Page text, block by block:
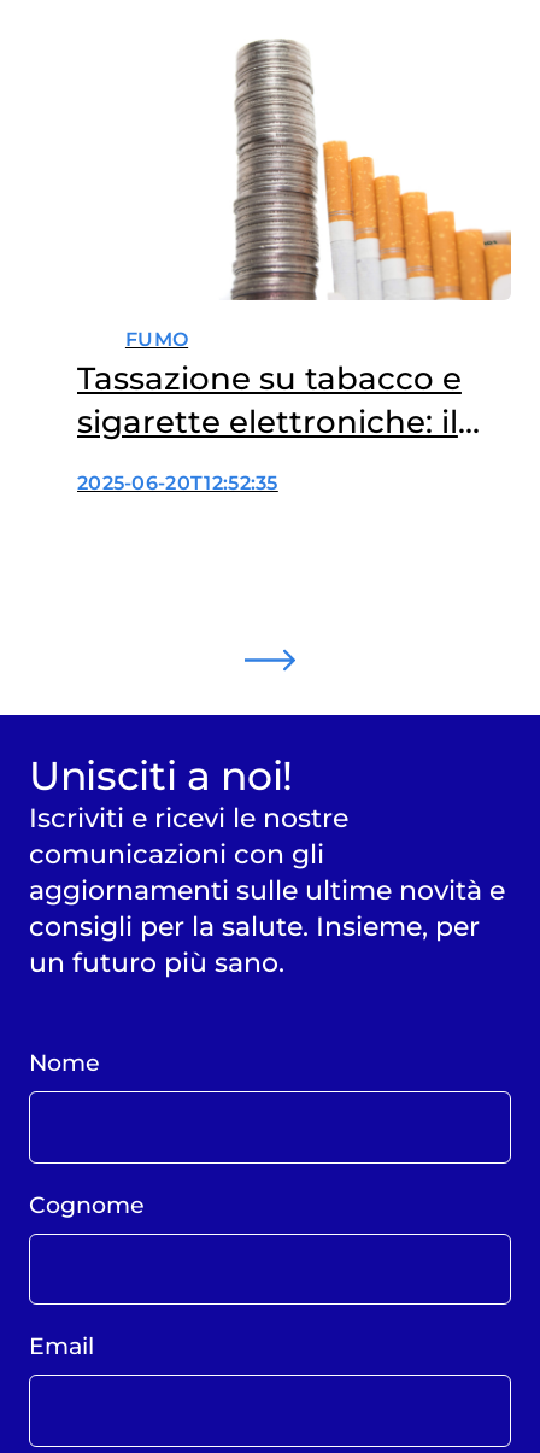
FUMO
Tassazione su tabacco e
sigarette elettroniche: il
momento di decidere
2025-06-20T12:52:35
Unisciti a noi!
Iscriviti e ricevi le nostre
comunicazioni con gli
aggiornamenti sulle ultime novità e
consigli per la salute. Insieme, per
un futuro più sano.
Nome
Cognome
Email